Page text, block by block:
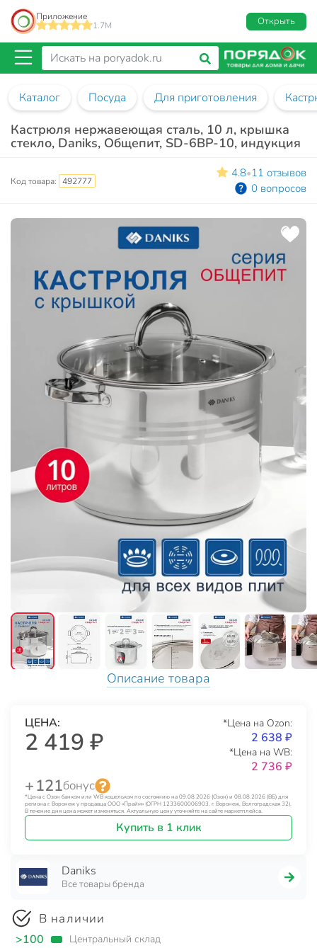
Приложение
1.7M
Открыть
Каталог Посуда Для приготовления
Кастрюля нержавеющая сталь, 10 л, крышка
стекло, Daniks, Общепит, SD-6BP-10, индукция
Код товара: 492777
4.8•11 отзывов
0 вопросов
Описание товара
ЦЕНА:
2 419 ₽
*Цена на Ozon:
2 638 ₽
*Цена на WB:
2 736 ₽
+ 121бонус
*Цена с Озон банком или WB кошельком по состоянию на 09.08.2026 (Озон) и 08.08.2026 (ВБ) для
региона г. Воронеж у продавца ООО «Прайм» (ОГРН 1233600006903, г. Воронеж, Волгоградская 32).
В течение дня цена может изменяться. Актуальную цену уточняйте на сайте маркетплейса.
Купить в 1 клик
Daniks
Все товары бренда
В наличии
>100 Центральный склад